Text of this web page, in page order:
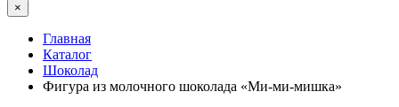
×
Главная
Каталог
Шоколад
Фигура из молочного шоколада «Ми-ми-мишка»